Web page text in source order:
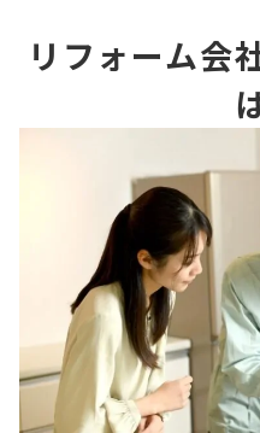
リフォーム会